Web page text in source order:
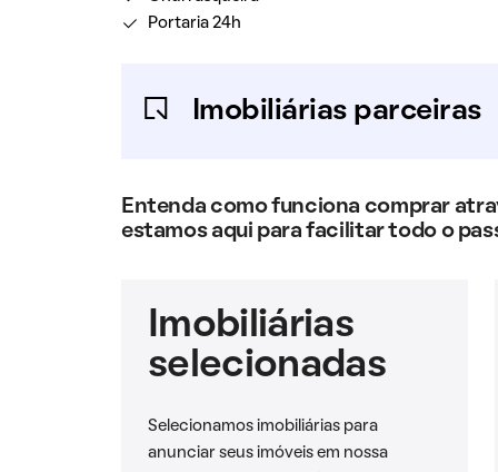
Portaria 24h
Imobiliárias parceiras
Entenda como funciona comprar
estamos aqui para facilitar todo o
Imobiliárias
selecionadas
Selecionamos imobiliárias para
anunciar seus imóveis em nossa